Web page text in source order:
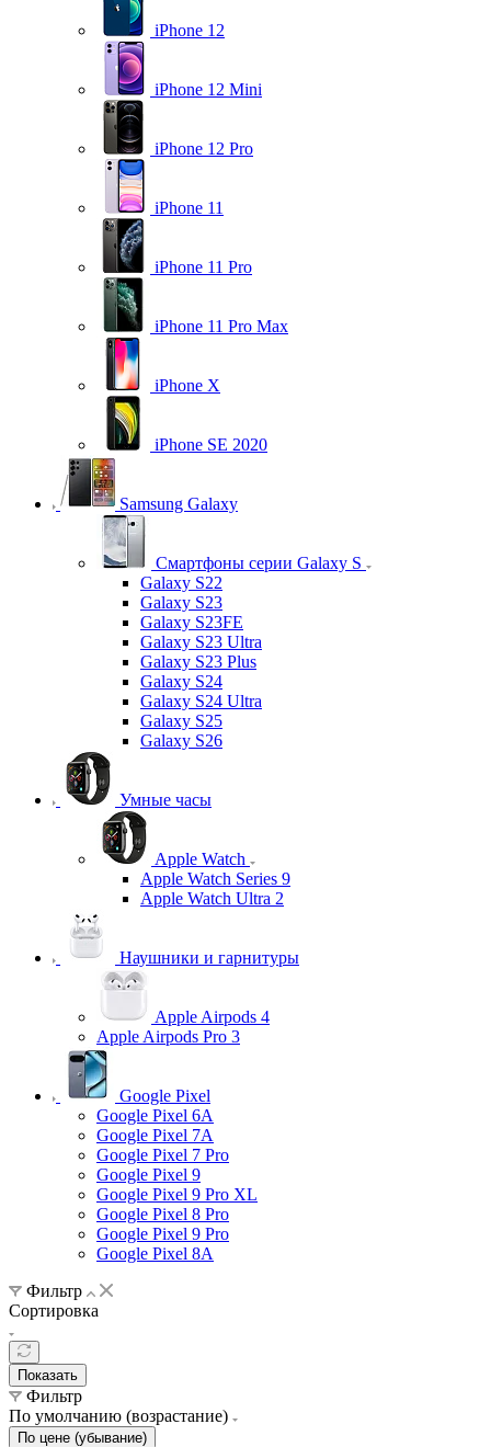
iPhone 12
iPhone 12 Mini
iPhone 12 Pro
iPhone 11
iPhone 11 Pro
iPhone 11 Pro Max
iPhone X
iPhone SE 2020
Samsung Galaxy
Смартфоны серии Galaxy S
Galaxy S22
Galaxy S23
Galaxy S23FE
Galaxy S23 Ultra
Galaxy S23 Plus
Galaxy S24
Galaxy S24 Ultra
Galaxy S25
Galaxy S26
Умные часы
Apple Watch
Apple Watch Series 9
Apple Watch Ultra 2
Наушники и гарнитуры
Apple Airpods 4
Apple Airpods Pro 3
Google Pixel
Google Pixel 6A
Google Pixel 7А
Google Pixel 7 Pro
Google Pixel 9
Google Pixel 9 Pro XL
Google Pixel 8 Pro
Google Pixel 9 Pro
Google Pixel 8A
Фильтр
Сортировка
Показать
Фильтр
По умолчанию (возрастание)
По цене (убывание)